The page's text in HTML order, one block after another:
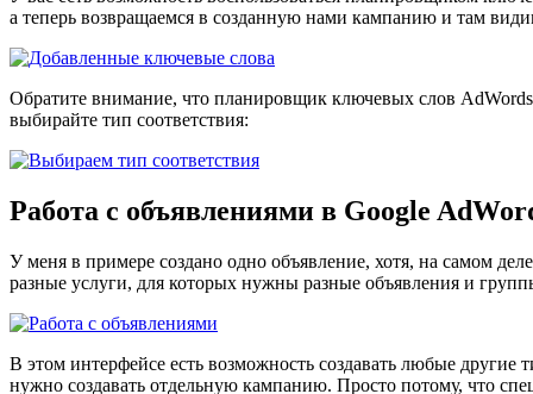
а теперь возвращаемся в созданную нами кампанию и там
Обратите внимание, что планировщик ключевых слов
выбирайте тип соответствия:
Работа с объявлениями в Google
У меня в примере создано одно объявление, хотя, на самом
разные услуги, для которых нужны разные объявления и
В этом интерфейсе есть возможность создавать любые
нужно создавать отдельную кампанию. Просто потому, что